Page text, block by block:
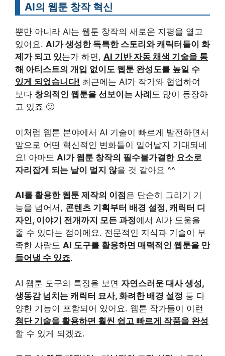
AI의 웹툰 창작 혁신
뿐만 아니라 AI는 웹툰 창작의 새로운 지평을 열고
있어요. AI가 생성한 독특한 스토리와 캐릭터들이 화
제가 되고 있는가 하면, AI 기반 자동 채색 기술을 통
해 아티스트의 개입 없이도 웹툰 완성도를 높일 수
있게 되었습니다! 최근에는 AI가 작가와 협업하여
보다 창의적인 웹툰을 선보이는 사례 도 많이 등장하
고 있죠 🙂
이처럼 웹툰 분야에서 AI 기술이 빠르게 발전하면서
앞으로 어떤 혁신적인 변화들이 일어날지 기대되네
요! 아마도 AI가 웹툰 창작의 필수불가결한 요소로
자리잡게 되는 날이 멀지 않을 것 같아요 ^^
AI를 활용한 웹툰 제작의 이점 은 단순히 그리기 기
능을 넘어서, 콘텐츠 기획부터 배경 설정, 캐릭터 디
자인, 이야기 전개까지 모든 과정에서 AI가 도움을
줄 수 있다는 점이에요. 전문적인 지식과 기술이 부
족한 사람도 AI 도구를 활용하면 매력적인 웹툰을 만
들어낼 수 있죠.
AI 웹툰 도구의 특징을 보면 자연스러운 대사 생성,
생동감 넘치는 캐릭터 묘사, 화려한 배경 설정 등 다
양한 기능이 포함되어 있어요. 웹툰 작가들이 이런
첨단 기술을 활용하면 훨씬 쉽고 빠르게 작품을 완성
할 수 있게 되겠죠.